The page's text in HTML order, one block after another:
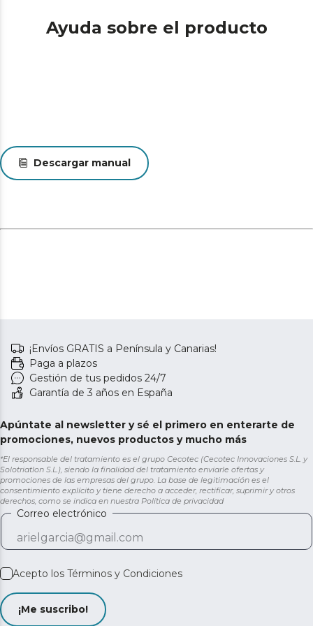
Ayuda sobre el producto
Descargar manual
¡Envíos GRATIS a Península y Canarias!
Paga a plazos
Gestión de tus pedidos 24/7
Garantía de 3 años en España
Apúntate al newsletter y sé el primero en enterarte de
promociones, nuevos productos y mucho más
*El responsable del tratamiento es el grupo Cecotec (Cecotec Innovaciones S.L. y
Solotriatlon S.L.), siendo la finalidad del tratamiento enviarle ofertas y
promociones de las empresas del grupo. La base de legitimación es el
consentimiento explícito y tiene derecho a acceder, rectificar, suprimir y otros
derechos, como se indica en nuestra Política de privacidad
Correo electrónico
Acepto los Términos y Condiciones
¡Me suscribo!